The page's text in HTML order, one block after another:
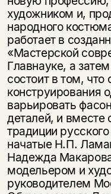
художником и,
народного
работает в
«Мастерской
Главнауке, а
состоит в том, что
варьировать
деталей, и вместе
традиции
начатые Н.П.
Надежда
модельером и
руководителем